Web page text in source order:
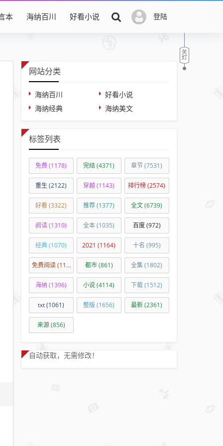
登陆
本 海纳百川 好看小说
网站分类
海纳百川
好看小说
海纳经典
海纳美文
标签列表
免费 (1178) 完结(4371) 章节(7531)
重生 (2122) 穿越(1143) 排行榜(2574)
好看(3322) 推荐(1377) 全文(6739)
阅读(1310) 全本(1035) 百度(972)
经典(1070) 2021 (1164) 十名 (995)
免费阅读(11245) 都市(861) 全集(1802)
海纳 (1396) 小说(4114) 下载(1512)
txt(1061) 整版 (1656) 最新(2361)
来源(856)
自动获取，无需修改！